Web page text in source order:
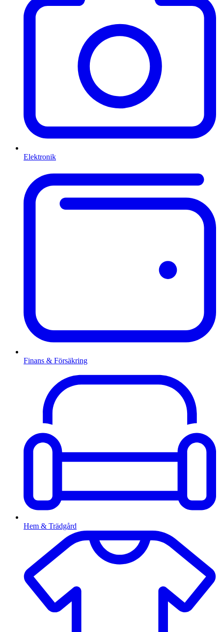
Elektronik
Finans & Försäkring
Hem & Trädgård